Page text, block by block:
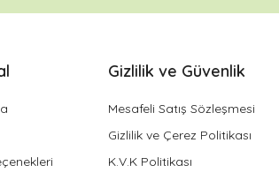
Gizlilik ve Güvenlik
Mesafeli Satış Sözleşmesi
Gizlilik ve Çerez Politikası
K.V.K Politikası